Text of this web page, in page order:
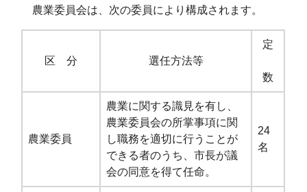
農業委員会は、次の委員により構成されます。
区 分 選任方法等
定
数
農業委員
農業に関する識見を有し、
農業委員会の所掌事項に関
し職務を適切に行うことが
できる者のうち、市長が議
会の同意を得て任命。
24
名